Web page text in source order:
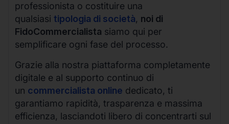
professionista o costituire una
qualsiasi tipologia di società, noi di
FidoCommercialista siamo qui per
semplificare ogni fase del processo.
Grazie alla nostra piattaforma completamente
digitale e al supporto continuo di
un commercialista online dedicato, ti
garantiamo rapidità, trasparenza e massima
efficienza, lasciandoti libero di concentrarti sul